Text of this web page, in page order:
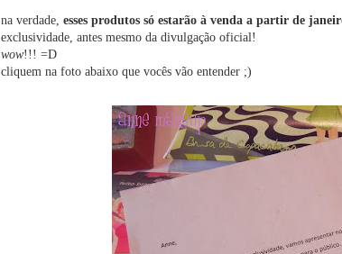
na verdade, esses produtos só estarão à venda a partir de
exclusividade, antes mesmo da divulgação oficial!
wow!!! =D
cliquem na foto abaixo que vocês vão entender ;)